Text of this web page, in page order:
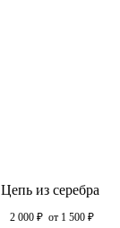
Цепь из серебра
2 000 ₽ от 1 500 ₽